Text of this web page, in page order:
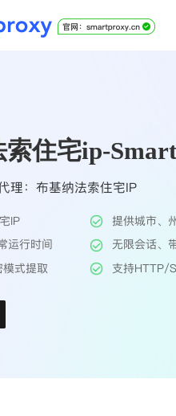
索住宅ip-
理：布基纳法索住宅IP
IP
提供城市、
运行时间
无限会话、
式提取
支持HTTP/